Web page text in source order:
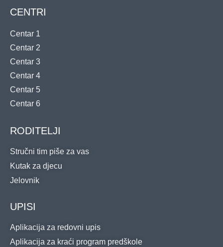
CENTRI
Centar 1
Centar 2
Centar 3
Centar 4
Centar 5
Centar 6
RODITELJI
Stručni tim piše za vas
Kutak za djecu
Jelovnik
UPISI
Aplikacija za redovni upis
Aplikacija za kraći program predškole